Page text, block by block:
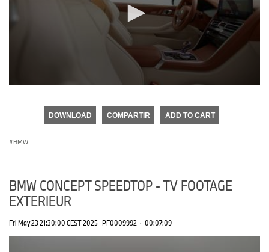
seconds
DOWNLOAD COMPARTIR ADD TO CART
BMW
BMW CONCEPT SPEEDTOP - TV FOOTAGE
EXTERIEUR
Fri May 23 21:30:00 CEST 2025 PF0009992 · 00:07:09